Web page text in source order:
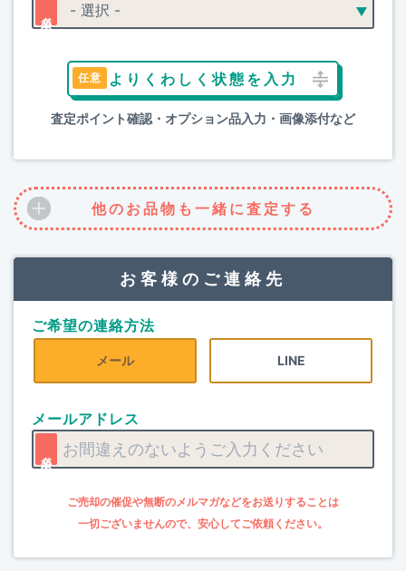
よりくわしく状態を入力
査定ポイント確認・オプション品入力・画像添付など
他のお品物も一緒に査定する
お客様のご連絡先
ご希望の連絡方法
メール LINE
メールアドレス